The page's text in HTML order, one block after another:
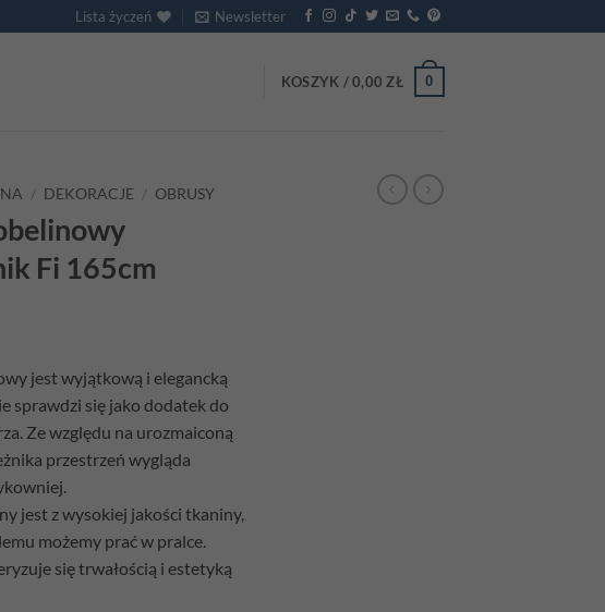
Lista życzeń Newsletter
KOSZYK /0,00 ZŁ 0
/ DEKORACJE / OBRUSY
Fi 165cm
jest wyjątkową i elegancką
sprawdzi się jako dodatek do
Ze względu na urozmaiconą
przestrzeń wygląda
jest z wysokiej jakości tkaniny,
możemy prać w pralce.
się trwałością i estetyką